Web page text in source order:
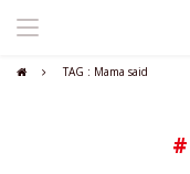
TAG : Mama said
#